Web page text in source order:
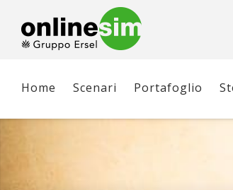
Home Scenari Portafoglio